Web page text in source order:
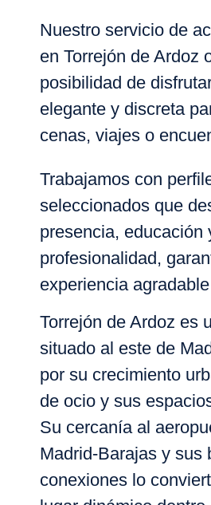
Nuestro servicio de
en Torrejón de Ardoz
posibilidad de
elegante y discreta
cenas, viajes o
Trabajamos con
seleccionados que
presencia, educación
profesionalidad,
experiencia
Torrejón de Ardoz es
situado al este de
por su crecimiento
de ocio y sus
Su cercanía al
Madrid-Barajas y sus
conexiones lo